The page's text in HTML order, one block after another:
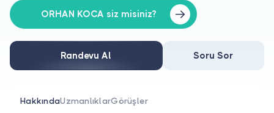
Doktorlar için
Doktor musunuz?
ORHAN KOCA siz misiniz?
Randevu Al Soru Sor
HakkındaUzmanlıklarGörüşler